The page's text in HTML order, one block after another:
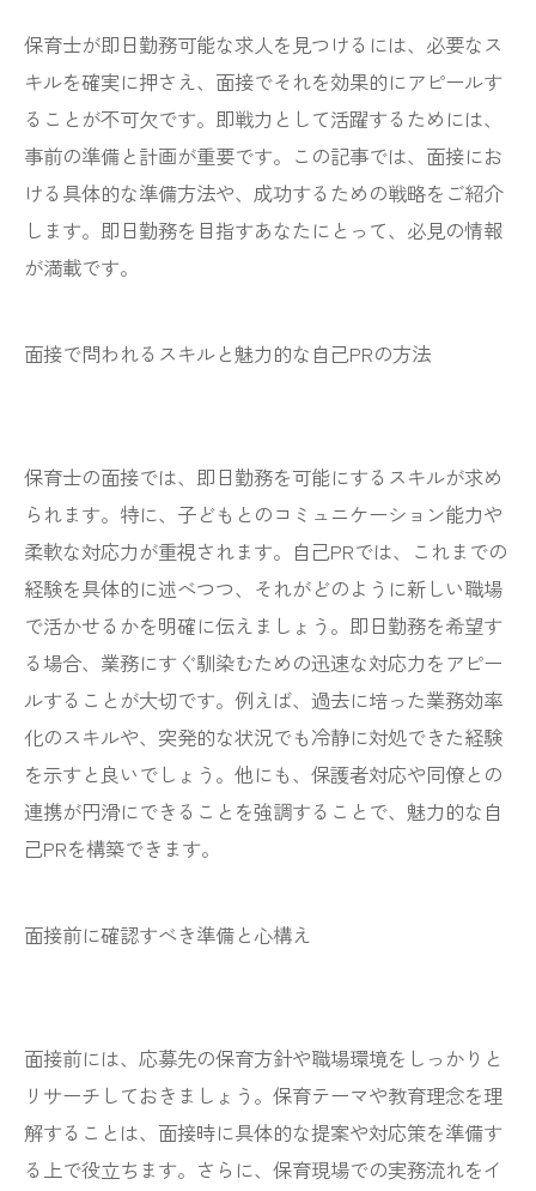
保育士が即日勤務可能な求人を見つけるには、必要なス
キルを確実に押さえ、面接でそれを効果的にアピールす
ることが不可欠です。即戦力として活躍するためには、
事前の準備と計画が重要です。この記事では、面接にお
ける具体的な準備方法や、成功するための戦略をご紹介
します。即日勤務を目指すあなたにとって、必見の情報
が満載です。
面接で問われるスキルと魅力的な自己PRの方法
保育士の面接では、即日勤務を可能にするスキルが求め
られます。特に、子どもとのコミュニケーション能力や
柔軟な対応力が重視されます。自己PRでは、これまでの
経験を具体的に述べつつ、それがどのように新しい職場
で活かせるかを明確に伝えましょう。即日勤務を希望す
る場合、業務にすぐ馴染むための迅速な対応力をアピー
ルすることが大切です。例えば、過去に培った業務効率
化のスキルや、突発的な状況でも冷静に対処できた経験
を示すと良いでしょう。他にも、保護者対応や同僚との
連携が円滑にできることを強調することで、魅力的な自
己PRを構築できます。
面接前に確認すべき準備と心構え
面接前には、応募先の保育方針や職場環境をしっかりと
リサーチしておきましょう。保育テーマや教育理念を理
解することは、面接時に具体的な提案や対応策を準備す
る上で役立ちます。さらに、保育現場での実務流れをイ